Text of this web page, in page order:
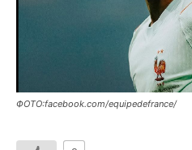
ФОТО:facebook.com/equipedefrance/